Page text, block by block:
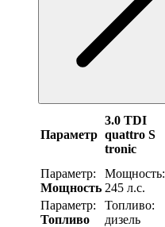
Параметр
3.0 TDI
quattro S
tronic
Параметр:
Мощность
Мощность:
245 л.с.
Параметр:
Топливо
Топливо:
дизель